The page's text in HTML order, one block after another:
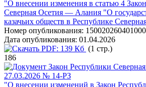
"О внесении изменения в статью 4
Северная Осетия — Алания "О
казачьих обществ в Республике
Номер опубликования:
Дата опубликования: 01.04.2026
PDF: 139 Кб (1 стр.)
186
Закон Республики
27.03.2026 № 14-РЗ
"О внесении изменений в Закон